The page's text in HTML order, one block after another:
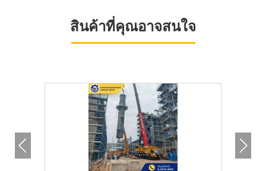
สินค้าที่คุณอาจสนใจ